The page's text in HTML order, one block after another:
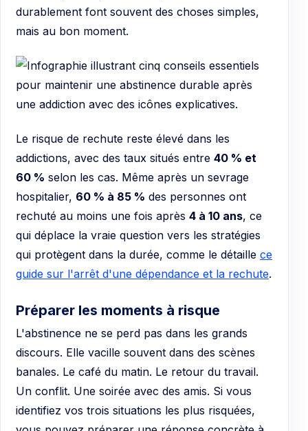
durablement font souvent des choses simples,
mais au bon moment.
Le risque de rechute reste élevé dans les
addictions, avec des taux situés entre 40 % et
60 % selon les cas. Même après un sevrage
hospitalier, 60 % à 85 % des personnes ont
rechuté au moins une fois après 4 à 10 ans, ce
qui déplace la vraie question vers les stratégies
qui protègent dans la durée, comme le détaille ce
guide sur l'arrêt d'une dépendance et la rechute.
Préparer les moments à risque
L'abstinence ne se perd pas dans les grands
discours. Elle vacille souvent dans des scènes
banales. Le café du matin. Le retour du travail.
Un conflit. Une soirée avec des amis. Si vous
identifiez vos trois situations les plus risquées,